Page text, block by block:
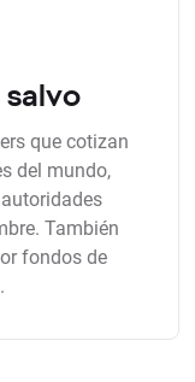
salvo
que cotizan
del mundo,
También
fondos de